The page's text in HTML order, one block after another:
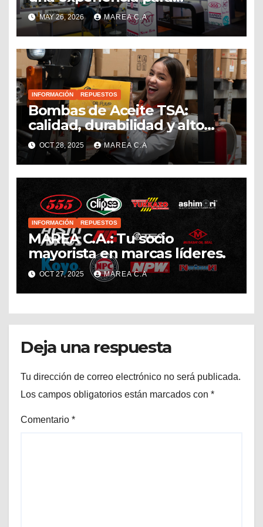
conectar, crecer y seguir
impulsando el sector
repuestero venezolano
MAY 26, 2026 MAREA C.A
INFORMACIÓN REPUESTOS
Bombas de Aceite TSA:
calidad, durabilidad y alto
rendimiento
OCT 28, 2025 MAREA C.A
INFORMACIÓN REPUESTOS
MAREA C.A.: Tu socio
mayorista en marcas líderes.
OCT 27, 2025 MAREA C.A
Deja una respuesta
Tu dirección de correo electrónico no será publicada.
Los campos obligatorios están marcados con *
Comentario *